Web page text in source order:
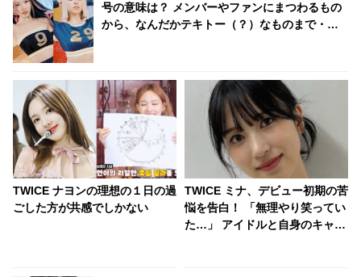
号の意味は？ メンバーやファンにまつわるもの
から、なんだかテキトー（？）なものまで・・
TWICE ナヨンの理想の１日の過
ごした方が共感でしかない
TWICE ミナ、デビュー初期の苦
悩を告白！ 「無理やり笑ってい
た…」 アイドルと自身のキャラ